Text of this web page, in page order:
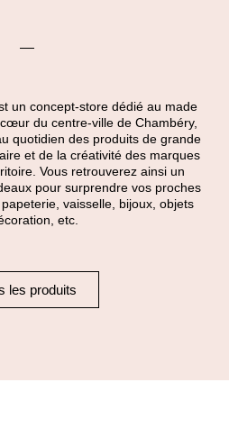
un concept-store dédié au made
du centre-ville de Chambéry,
quotidien des produits de grande
et de la créativité des marques
Vous retrouverez ainsi un
pour surprendre vos proches
vaisselle, bijoux, objets
etc.
les produits